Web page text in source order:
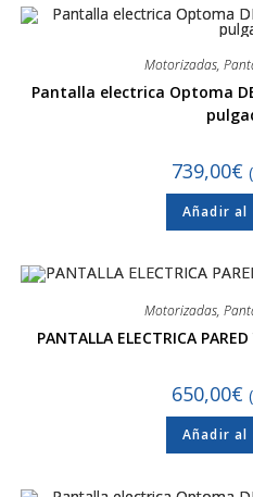
Motorizadas,
Pantalla electrica Optoma
739,00€
Añadir
Motorizadas,
PANTALLA ELECTRICA
650,00€
Añadir